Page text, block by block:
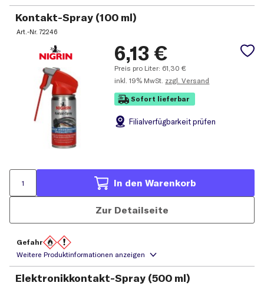
Kontakt-Spray (100 ml)
Art.-Nr.72246
6,13 €
Preis pro Liter: 61,30 €
inkl. 19% MwSt. zzgl. Versand
Sofort lieferbar
Filialverfügbarkeit prüfen
In den Warenkorb
Zur Detailseite
Gefahr
Elektronikkontakt-Spray (500 ml)